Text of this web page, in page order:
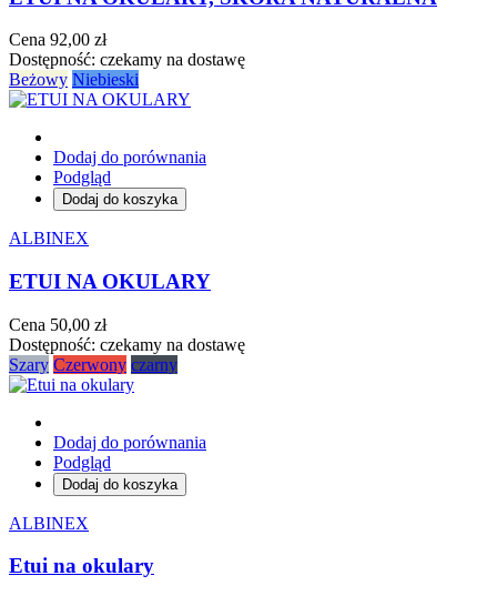
Cena 92,00 zł
Dostępność: czekamy na dostawę
Beżowy Niebieski
Dodaj do porównania
Podgląd
Dodaj do koszyka
ALBINEX
ETUI NA OKULARY
Cena 50,00 zł
Dostępność: czekamy na dostawę
Szary Czerwony czarny
Dodaj do porównania
Podgląd
Dodaj do koszyka
ALBINEX
Etui na okulary